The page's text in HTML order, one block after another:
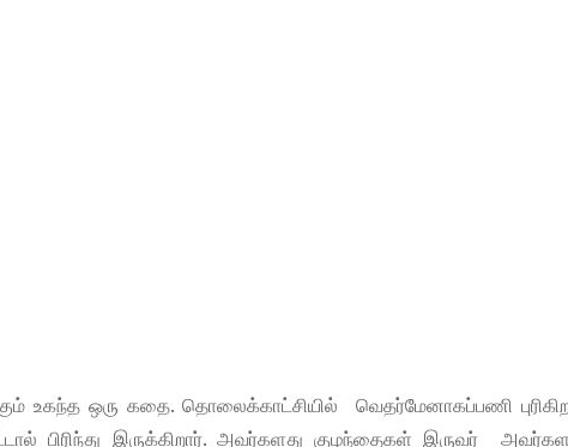
உகந்த ஒரு கதை. தொலைக்காட்சியில் வெதர்மேனாகப்பணி
பிரிந்து இருக்கிறார். அவர்களது குழந்தைகள் இருவர்